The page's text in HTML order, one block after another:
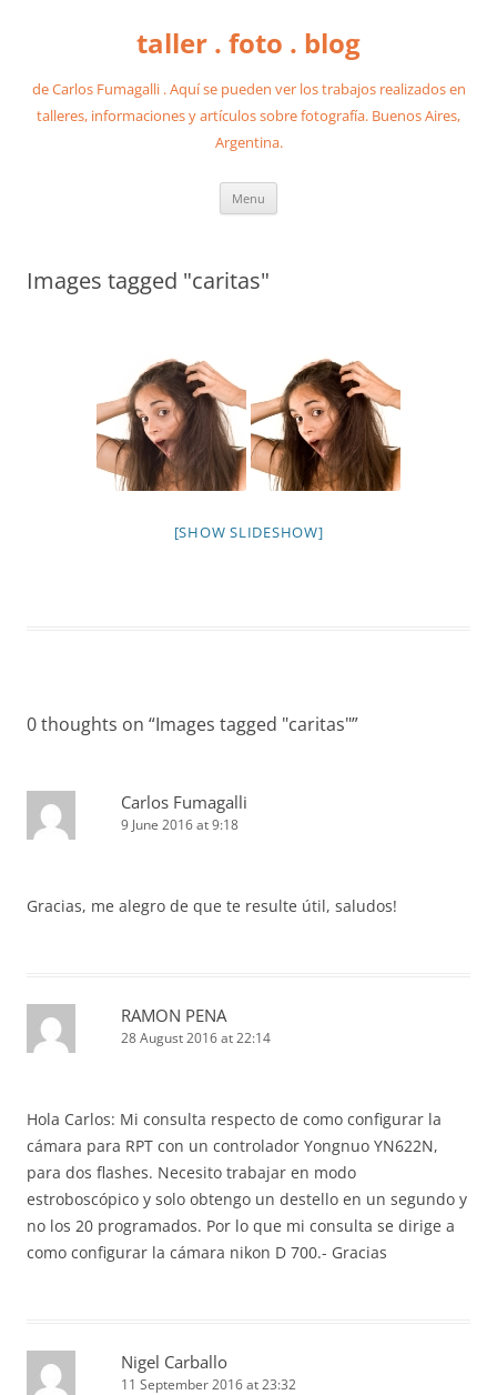
taller . foto . blog
de Carlos Fumagalli . Aquí se pueden ver los trabajos realizados en
talleres, informaciones y artículos sobre fotografía. Buenos Aires,
Argentina.
Menu
Images tagged "caritas"
[SHOW SLIDESHOW]
0 thoughts on “Images tagged "caritas"”
Carlos Fumagalli
9 June 2016 at 9:18
Gracias, me alegro de que te resulte útil, saludos!
RAMON PENA
28 August 2016 at 22:14
Hola Carlos: Mi consulta respecto de como configurar la
cámara para RPT con un controlador Yongnuo YN622N,
para dos flashes. Necesito trabajar en modo
estroboscópico y solo obtengo un destello en un segundo y
no los 20 programados. Por lo que mi consulta se dirige a
como configurar la cámara nikon D 700.- Gracias
Nigel Carballo
11 September 2016 at 23:32